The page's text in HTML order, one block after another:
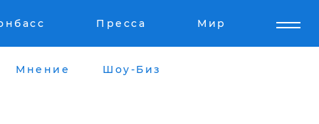
Пресса Мир
Мнение Шоу-Биз